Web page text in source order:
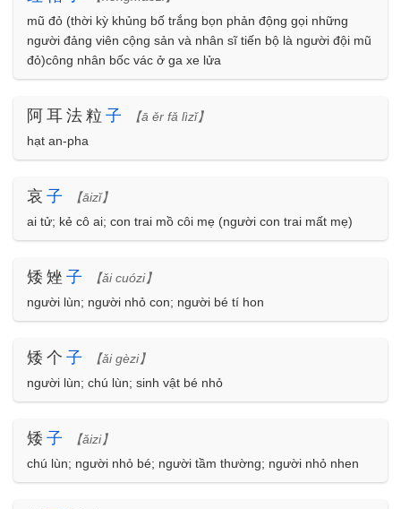
mũ đỏ (thời kỳ khủng bố trắng bọn phản động gọi những
người đảng viên cộng sản và nhân sĩ tiến bộ là người đội mũ
đỏ)công nhân bốc vác ở ga xe lửa
阿耳法粒 子
【ā ěr fǎ lìzǐ】
hạt an-pha
哀 子
【āizǐ】
ai tử; kẻ cô ai; con trai mồ côi mẹ (người con trai mất mẹ)
矮矬 子
【ǎi cuózi】
người lùn; người nhỏ con; người bé tí hon
矮个 子
【ǎi gèzi】
người lùn; chú lùn; sinh vật bé nhỏ
矮 子
【ǎizi】
chú lùn; người nhỏ bé; người tầm thường; người nhỏ nhen